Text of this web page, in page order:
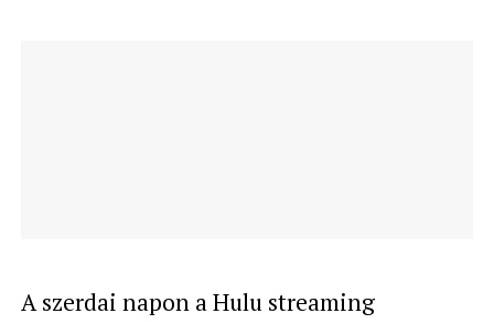
A szerdai napon a Hulu streaming